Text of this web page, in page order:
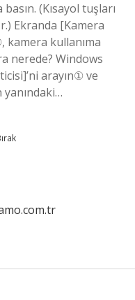
(Kısayol tuşları
Ekranda [Kamera
kamera kullanıma
nerede? Windows
arayın① ve
yanındaki…